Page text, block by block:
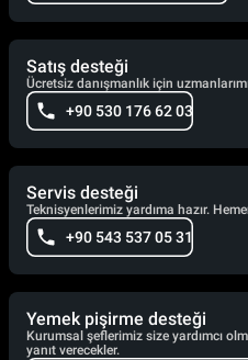
Satış desteği
Ücretsiz danışmanlık için
+90 530 176 62 03
Servis desteği
Teknisyenlerimiz yardıma hazır.
+90 543 537 05 31
Yemek pişirme desteği
Kurumsal şeflerimiz size yardımcı
yanıt verecekler.